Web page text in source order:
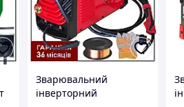
Зварювальний
інверторний